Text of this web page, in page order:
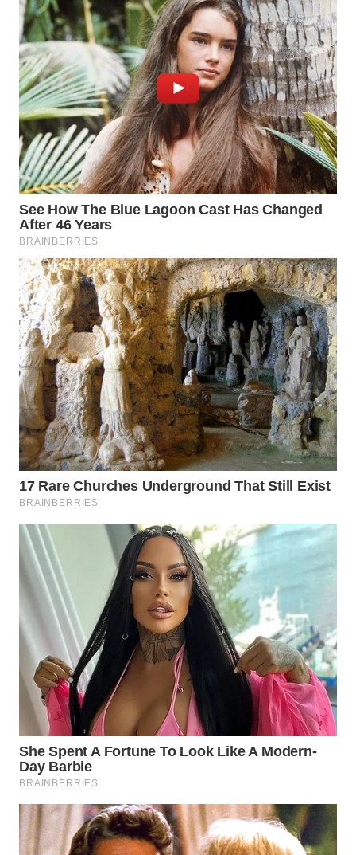
WN
KARO
WN
SIMALUNGUN
WN
LABUHANBATU
WN
TAPANULI
TENGAH
WN DELI
SERDANG
WN
TEBING
TINGGI
WN
PAKPAK
WN
KARAWANG
WN
BEKASI
WN
BOGOR
DEPOK
WN
TAPANULI
UTARA
WN
WN